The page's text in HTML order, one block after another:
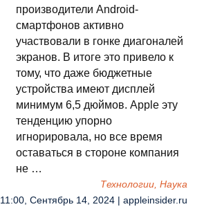
производители Android-
смартфонов активно
участвовали в гонке диагоналей
экранов. В итоге это привело к
тому, что даже бюджетные
устройства имеют дисплей
минимум 6,5 дюймов. Apple эту
тенденцию упорно
игнорировала, но все время
оставаться в стороне компания
не …
Технологии, Наука
11:00, Сентябрь 14, 2024 | appleinsider.ru